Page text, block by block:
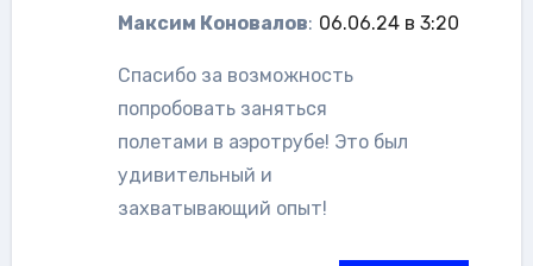
Максим Коновалов: 06.06.24 в 3:20
Спасибо за возможность
попробовать заняться
полетами в аэротрубе! Это был
удивительный и
захватывающий опыт!